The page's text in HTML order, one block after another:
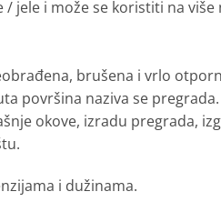
jele i može se koristiti na više
brušena i vrlo
površina naziva se pregrada.
okove, izradu pregrada,
i dužinama.